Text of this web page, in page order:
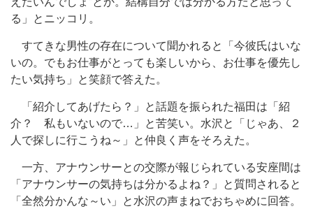
る」とニッコリ。
すてきな男性の存在について聞かれると「今彼氏はいな
いの。でもお仕事がとっても楽しいから、お仕事を優先し
たい気持ち」と笑顔で答えた。
「紹介してあげたら？」と話題を振られた福田は「紹
介？ 私もいないので…」と苦笑い。水沢と「じゃあ、２
人で探しに行こうね～」と仲良く声をそろえた。
一方、アナウンサーとの交際が報じられている安座間は
「アナウンサーの気持ちは分かるよね？」と質問されると
「全然分かんな～い」と水沢の声まねでおちゃめに回答。